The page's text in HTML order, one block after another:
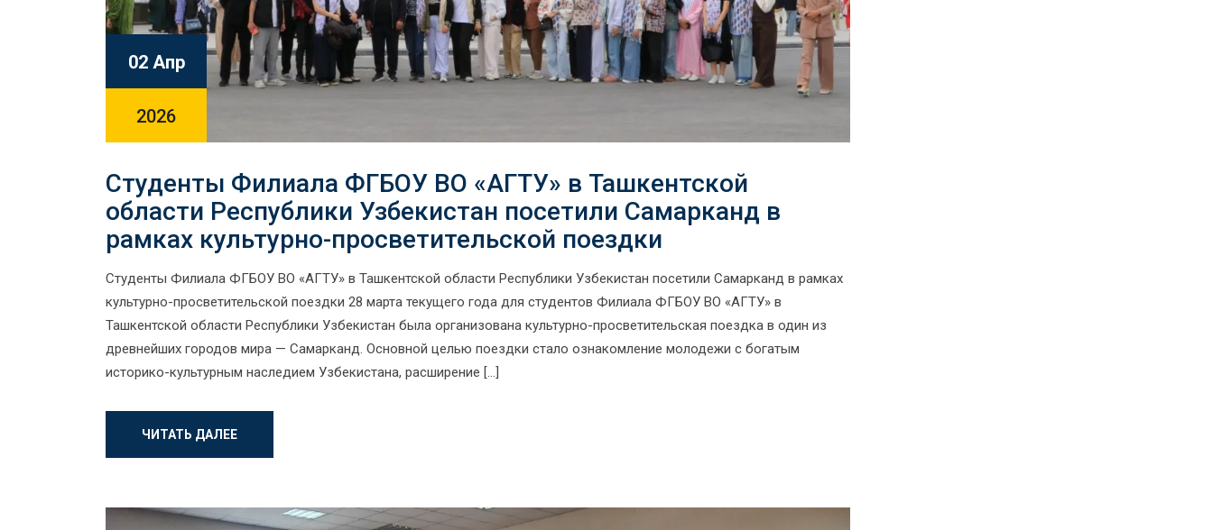
02 Апр
2026
Студенты Филиала ФГБОУ ВО «АГТУ» в Ташкентской
области Республики Узбекистан посетили Самарканд в
рамках культурно-просветительской поездки
Студенты Филиала ФГБОУ ВО «АГТУ» в Ташкентской области Республики Узбекистан посетили Самарканд в рамках
культурно-просветительской поездки 28 марта текущего года для студентов Филиала ФГБОУ ВО «АГТУ» в
Ташкентской области Республики Узбекистан была организована культурно-просветительская поездка в один из
древнейших городов мира — Самарканд. Основной целью поездки стало ознакомление молодежи с богатым
историко-культурным наследием Узбекистана, расширение […]
ЧИТАТЬ ДАЛЕЕ